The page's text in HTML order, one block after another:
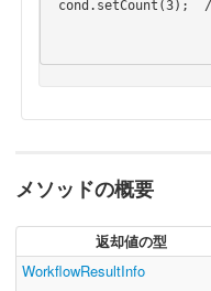
メソッドの概要
返却値の型
WorkflowResultInfo